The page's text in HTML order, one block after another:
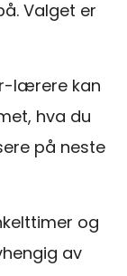
Valget er
lærere kan
hva du
på neste
og
av